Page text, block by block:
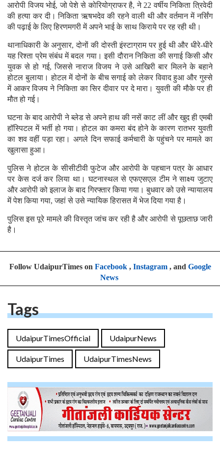
आरोपी विजय भोई, जो पेशे से कोरियोग्राफर है, ने 22 वर्षीय निकिता त्रिवेदी
की हत्या कर दी। निकिता ऋषभदेव की रहने वाली थी और वर्तमान में नर्सिंग
की पढ़ाई के लिए हिरणमगरी में अपने भाई के साथ किराये पर रह रही थी।
थानाधिकारी के अनुसार, दोनों की दोस्ती इंस्टाग्राम पर हुई थी और धीरे-धीरे
यह रिश्ता प्रेम संबंध में बदल गया। इसी दौरान निकिता की सगाई किसी और
युवक से हो गई, जिससे नाराज विजय ने उसे आखिरी बार मिलने के बहाने
होटल बुलाया। होटल में दोनों के बीच सगाई को लेकर विवाद हुआ और गुस्से
में आकर विजय ने निकिता का सिर दीवार पर दे मारा। युवती की मौके पर ही
मौत हो गई।
घटना के बाद आरोपी ने ब्लेड से अपने हाथ की नसें काट लीं और खुद ही एमबी
हॉस्पिटल में भर्ती हो गया। होटल का कमरा बंद होने के कारण रातभर युवती
का शव वहीं पड़ा रहा। अगले दिन सफाई कर्मचारी के पहुंचने पर मामले का
खुलासा हुआ।
पुलिस ने होटल के सीसीटीवी फुटेज और आरोपी के पहचान पत्र के आधार
पर केस दर्ज कर लिया था। घटनास्थल से एफएसएल टीम ने साक्ष्य जुटाए
और आरोपी को इलाज के बाद गिरफ्तार किया गया। बुधवार को उसे न्यायालय
में पेश किया गया, जहां से उसे न्यायिक हिरासत में भेज दिया गया है।
पुलिस इस पूरे मामले की विस्तृत जांच कर रही है और आरोपी से पूछताछ जारी
है।
Follow UdaipurTimes on Facebook, Instagram, and Google
News
Tags
UdaipurTimesOfficial UdaipurNews
UdaipurTimes UdaipurTimesNews